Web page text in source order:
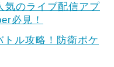
気のライブ配信アプ
必見！
トル攻略！防衛ポケ